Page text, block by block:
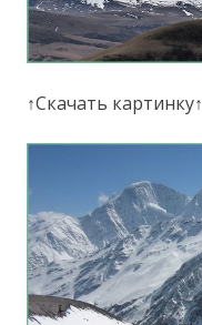
↑Скачать картинку↑